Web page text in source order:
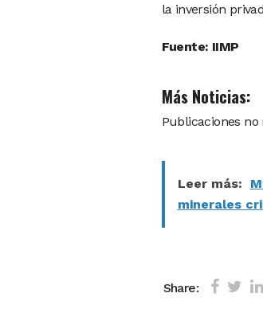
la inversión
Fuente: IIMP
Más Noticias:
Publicaciones no
Leer más:
minerales
Share: